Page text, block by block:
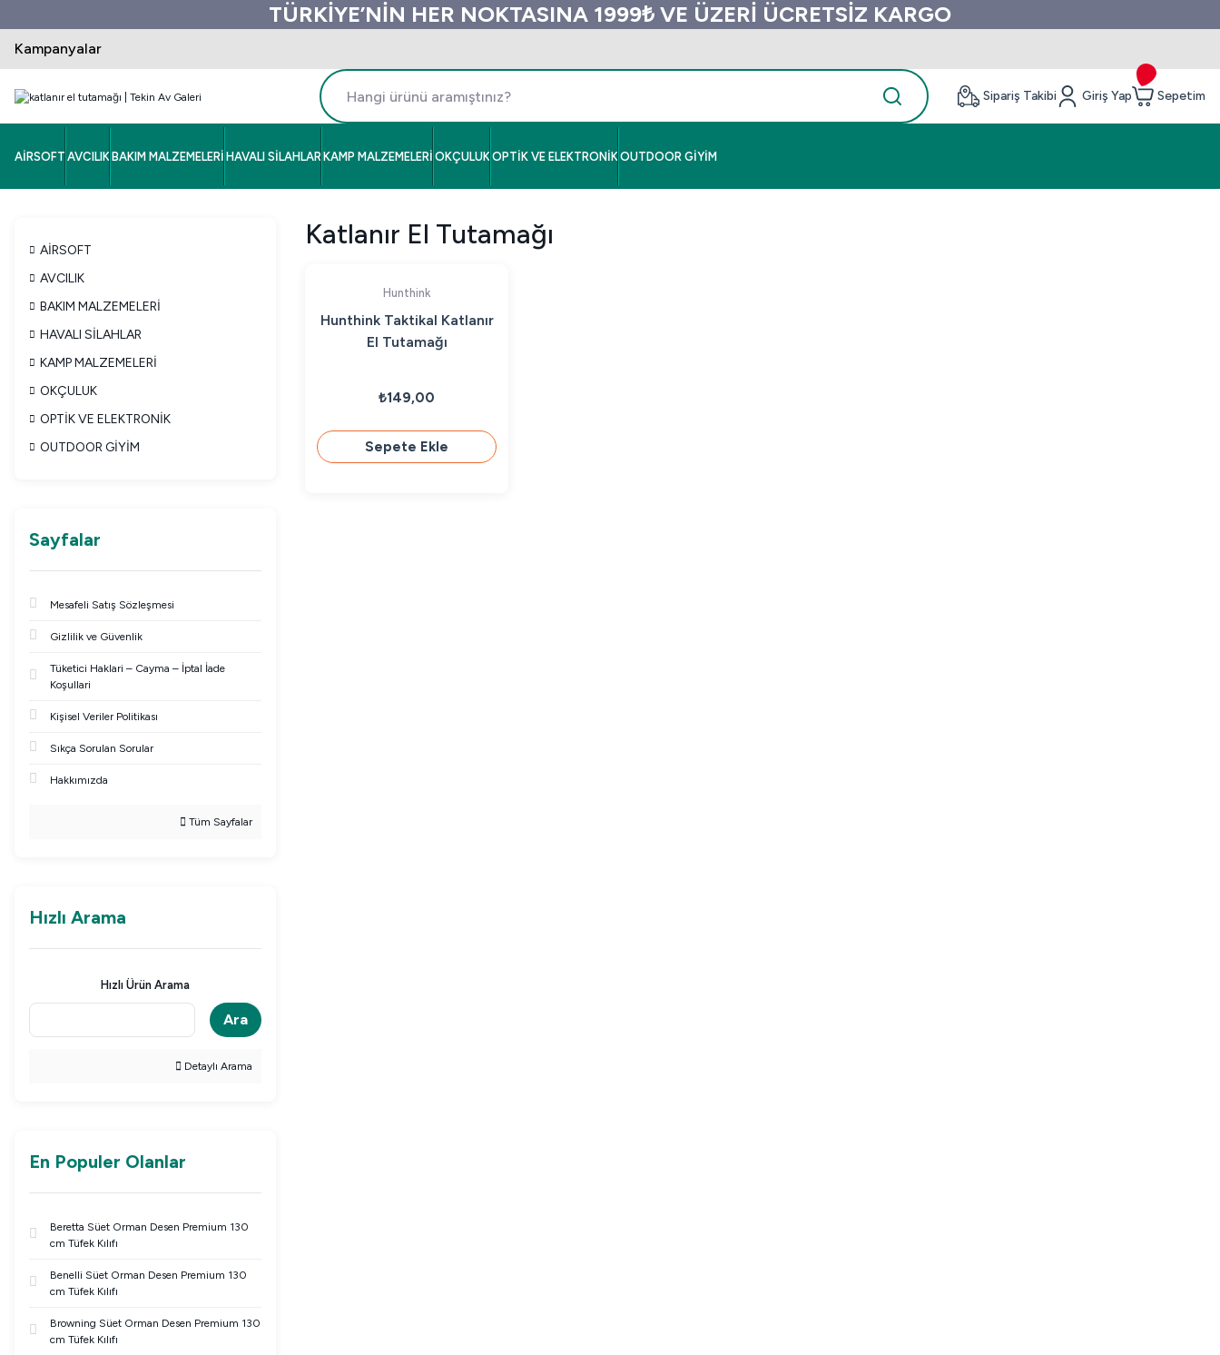
TÜRKİYE’NİN HER NOKTASINA 1999₺ VE ÜZERİ ÜCRETSİZ KARGO
Kampanyalar
Sipariş Takibi Giriş Yap Sepetim
AİRSOFT AVCILIK BAKIM MALZEMELERİ HAVALI SİLAHLAR KAMP MALZEMELERİ OKÇULUK OPTİK VE ELEKTRONİK OUTDOOR GİYİM
AİRSOFT
AVCILIK
BAKIM MALZEMELERİ
HAVALI SİLAHLAR
KAMP MALZEMELERİ
OKÇULUK
OPTİK VE ELEKTRONİK
OUTDOOR GİYİM
Sayfalar
Mesafeli Satış Sözleşmesi
Gizlilik ve Güvenlik
Tüketici Haklari – Cayma – İptal İade
Koşullari
Kişisel Veriler Politikası
Sıkça Sorulan Sorular
Hakkımızda
Tüm Sayfalar
Hızlı Arama
Hızlı Ürün Arama
Ara
Detaylı Arama
En Populer Olanlar
Beretta Süet Orman Desen Premium 130
cm Tüfek Kılıfı
Benelli Süet Orman Desen Premium 130
cm Tüfek Kılıfı
Browning Süet Orman Desen Premium 130
cm Tüfek Kılıfı
Katlanır El Tutamağı
Hunthink
Hunthink Taktikal Katlanır
El Tutamağı
₺149,00
Sepete Ekle